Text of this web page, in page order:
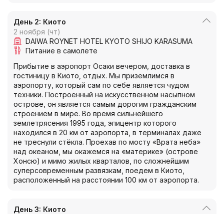
День 2: Киото
2 ноября (чт)
DAIWA ROYNET HOTEL KYOTO SHIJO KARASUMA
Питание в самолете
Прибытие в аэропорт Осаки вечером, доставка в
гостиницу в Киото, отдых. Мы приземлимся в
аэропорту, который сам по себе является чудом
техники. Построенный на искусственном насыпном
острове, он является самым дорогим гражданским
строением в мире. Во время сильнейшего
землетрясения 1995 года, эпицентр которого
находился в 20 км от аэропорта, в терминалах даже
не треснули стёкла. Проехав по мосту «Врата неба»
над океаном, мы окажемся на «материке» (острове
Хонсю) и мимо жилых кварталов, по сложнейшим
суперсовременным развязкам, поедем в Киото,
расположенный на расстоянии 100 км от аэропорта.
День 3: Киото